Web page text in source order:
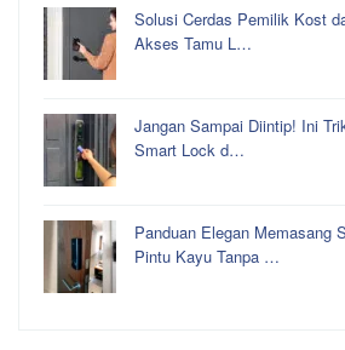
Solusi Cerdas Pemilik Kost
Akses Tamu L…
Jangan Sampai Diintip! Ini
Smart Lock d…
Panduan Elegan Memasang
Pintu Kayu Tanpa …